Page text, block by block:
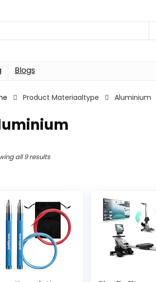
Blogs
Product Materiaaltype Aluminium
all 9 results